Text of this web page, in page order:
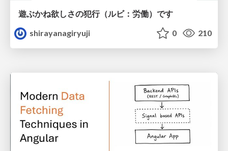
遊ぶかね欲しさの犯行（ルビ：労働）です
shirayanagiryuji
0 210